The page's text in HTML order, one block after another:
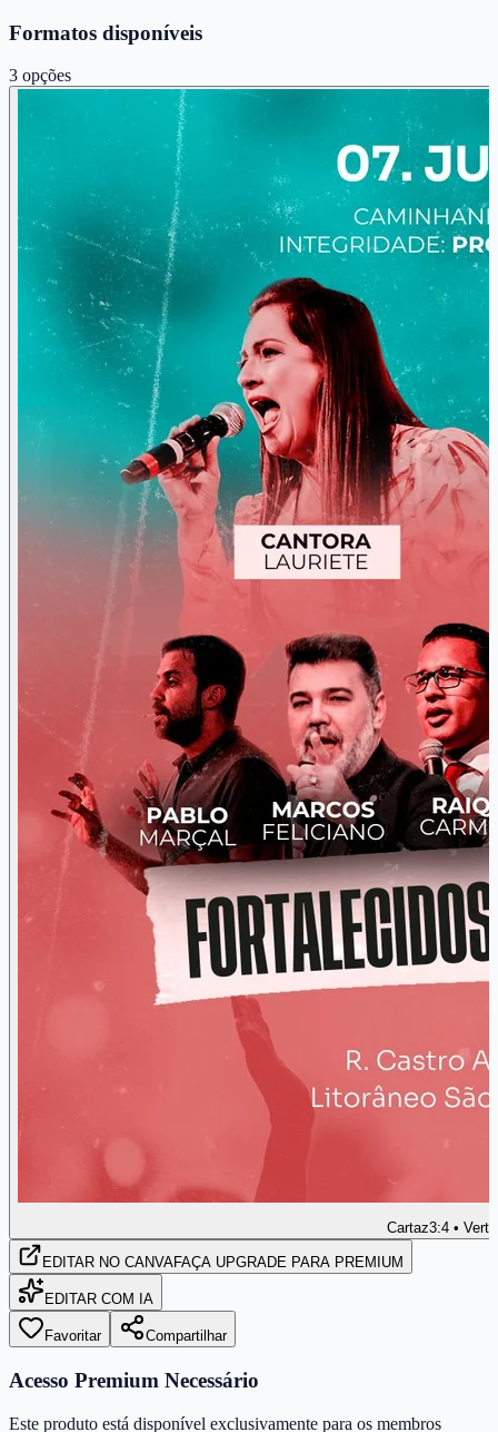
Formatos disponíveis
3 opções
Cartaz3:4 •
EDITAR NO CANVAFAÇA UPGRADE PARA PREMIUM
EDITAR COM IA
Favoritar Compartilhar
Acesso Premium Necessário
Este produto está disponível exclusivamente para os membros